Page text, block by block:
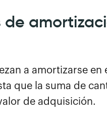
de
a amortizarse en
que la suma de
de adquisición.